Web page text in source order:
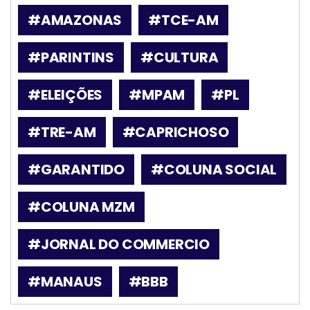
#AMAZONAS
#TCE-AM
#PARINTINS
#CULTURA
#ELEIÇÕES
#MPAM
#PL
#TRE-AM
#CAPRICHOSO
#GARANTIDO
#COLUNA SOCIAL
#COLUNA MZM
#JORNAL DO COMMERCIO
#MANAUS
#BBB